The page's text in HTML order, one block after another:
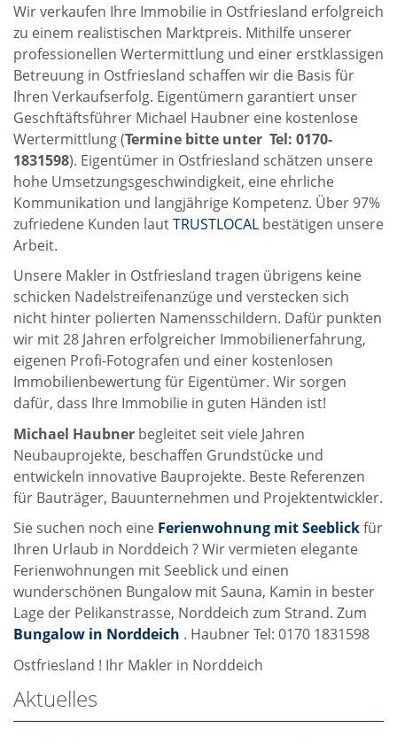
Wir verkaufen Ihre Immobilie in Ostfriesland erfolgreich
zu einem realistischen Marktpreis. Mithilfe unserer
professionellen Wertermittlung und einer erstklassigen
Betreuung in Ostfriesland schaffen wir die Basis für
Ihren Verkaufserfolg. Eigentümern garantiert unser
Geschftäftsführer Michael Haubner eine kostenlose
Wertermittlung (Termine bitte unter Tel: 0170-
1831598). Eigentümer in Ostfriesland schätzen unsere
hohe Umsetzungsgeschwindigkeit, eine ehrliche
Kommunikation und langjährige Kompetenz. Über 97%
zufriedene Kunden lautTRUSTLOCAL bestätigen unsere
Arbeit.
Unsere Makler in Ostfriesland tragen übrigens keine
schicken Nadelstreifenanzüge und verstecken sich
nicht hinter polierten Namensschildern. Dafür punkten
wir mit 28 Jahren erfolgreicher Immobilienerfahrung,
eigenen Profi-Fotografen und einer kostenlosen
Immobilienbewertung für Eigentümer. Wir sorgen
dafür, dass Ihre Immobilie in guten Händen ist!
Michael Haubner begleitet seit viele Jahren
Neubauprojekte, beschaffen Grundstücke und
entwickeln innovative Bauprojekte. Beste Referenzen
für Bauträger, Bauunternehmen und Projektentwickler.
Sie suchen noch eine Ferienwohnung mit Seeblickfür
Ihren Urlaub in Norddeich ? Wir vermieten elegante
Ferienwohnungen mit Seeblick und einen
wunderschönen Bungalow mit Sauna, Kamin in bester
Lage der Pelikanstrasse, Norddeich zum Strand. Zum
Bungalow in Norddeich . Haubner Tel: 0170 1831598
Ostfriesland ! Ihr Makler in Norddeich
Aktuelles